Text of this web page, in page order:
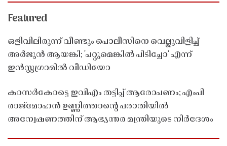
Featured
ഒളിവിലിരുന്ന് വീണ്ടും പൊലീസിനെ വെല്ലുവിളിച്ച്
അർജുൻ ആയങ്കി; 'പറ്റുമെങ്കിൽ പിടിച്ചോ' എന്ന്
ഇൻസ്റ്റഗ്രാമിൽ വീഡിയോ
കാസർകോട്ടെ ഇവിഎം തട്ടിപ്പ് ആരോപണം; എംപി
രാജ്‌മോഹൻ ഉണ്ണിത്താന്റെ പരാതിയിൽ
അന്വേഷണത്തിന് ആഭ്യന്തര മന്ത്രിയുടെ നിർദേശം